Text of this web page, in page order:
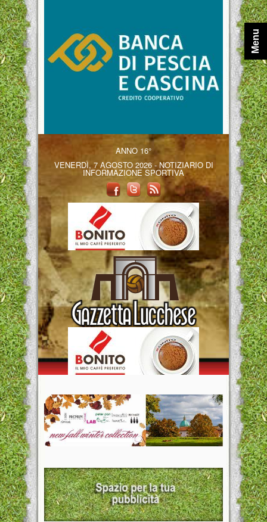
ANNO 16°
VENERDÌ, 7 AGOSTO 2026 - NOTIZIARIO DI
INFORMAZIONE SPORTIVA
Menu